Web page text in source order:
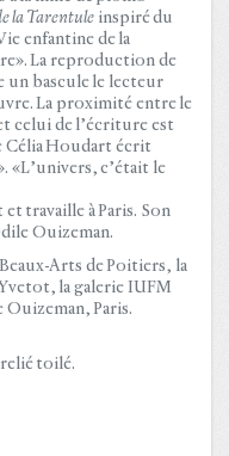
la Tarentuleinspiré du
enfantine de la
La reproduction de
un bascule le lecteur
La proximité entre le
celui de l’écriture est
Célia Houdart écrit
«L’univers, c’était le
et travaille à Paris. Son
Ouizeman.
Arts de Poitiers, la
la galerie IUFM
Paris.
toilé.